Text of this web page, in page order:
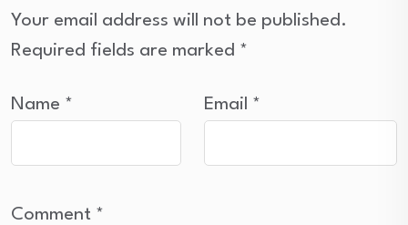
Your email address will not be published.
Required fields are marked *
Name * Email *
Comment *